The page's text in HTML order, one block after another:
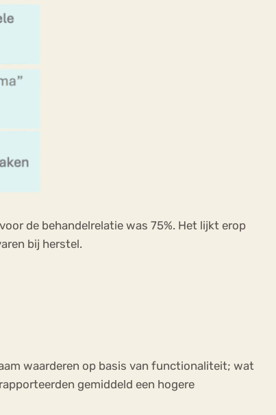
de behandelrelatie was 75%. Het lijkt erop
bij herstel.
waarderen op basis van functionaliteit; wat
gemiddeld een hogere